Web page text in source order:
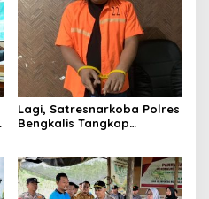
Pelaksanaan APBD Tahun
Anggaran 2025
Lagi, Satresnarkoba Polres
Bengkalis Tangkap